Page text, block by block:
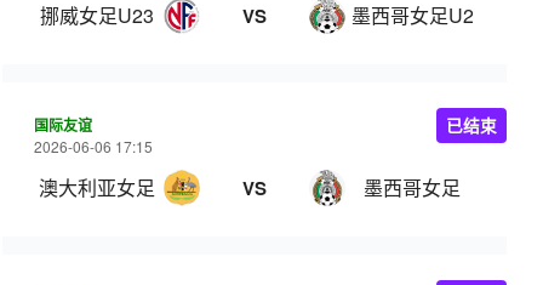
挪威女足U23 VS 墨西哥女足U23
国际友谊
2026-06-06 17:15
澳大利亚女足 VS 墨西哥女足
已结束